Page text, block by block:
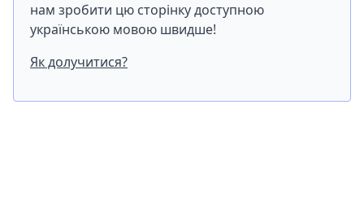
нам зробити цю сторінку доступною
українською мовою швидше!
Як долучитися?